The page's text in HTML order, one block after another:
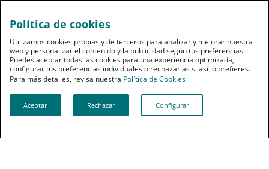
Noticias destacadas
PSN abre sus puertas a los podólogos
Política de cookies
Utilizamos cookies propias y de terceros para analizar y mejorar nuestra
web y personalizar el contenido y la publicidad según tus preferencias.
Puedes aceptar todas las cookies para una experiencia optimizada,
configurar tus preferencias individuales o rechazarlas si así lo prefieres.
Para más detalles, revisa nuestra Política de Cookies
Aceptar Rechazar Configurar